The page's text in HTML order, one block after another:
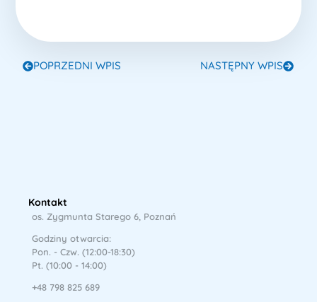
POPRZEDNI WPIS NASTĘPNY WPIS
Kontakt
os. Zygmunta Starego 6, Poznań
Godziny otwarcia:
Pon. - Czw. (12:00-18:30)
Pt. (10:00 - 14:00)
+48 798 825 689